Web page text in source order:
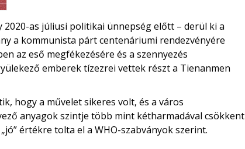
as júliusi politikai ünnepség előtt – derül ki a
a kommunista párt centenáriumi rendezvényére
az eső megfékezésére és a szennyezés
emberek tízezrei vettek részt a Tienanmen
hogy a művelet sikeres volt, és a város
anyagok szintje több mint kétharmadával csökkent
értékre tolta el a WHO-szabványok szerint.